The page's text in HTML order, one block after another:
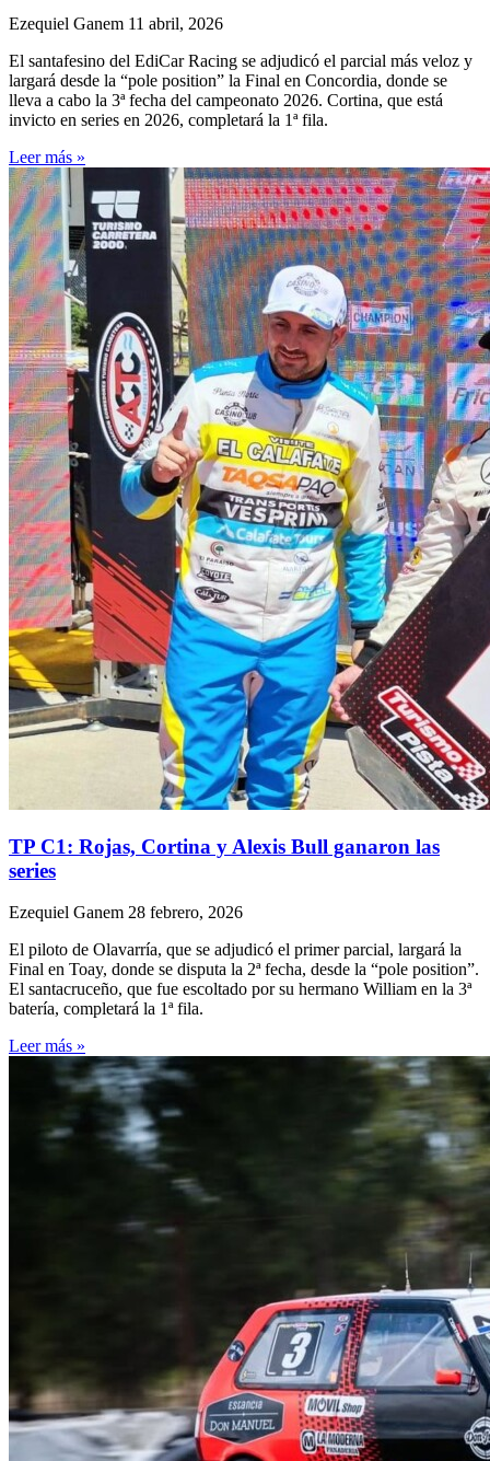
Ezequiel Ganem 11 abril, 2026
El santafesino del EdiCar Racing se adjudicó el parcial más veloz y
largará desde la “pole position” la Final en Concordia, donde se
lleva a cabo la 3ª fecha del campeonato 2026. Cortina, que está
invicto en series en 2026, completará la 1ª fila.
Leer más »
TP C1: Rojas, Cortina y Alexis Bull ganaron las
series
Ezequiel Ganem 28 febrero, 2026
El piloto de Olavarría, que se adjudicó el primer parcial, largará la
Final en Toay, donde se disputa la 2ª fecha, desde la “pole position”.
El santacruceño, que fue escoltado por su hermano William en la 3ª
batería, completará la 1ª fila.
Leer más »